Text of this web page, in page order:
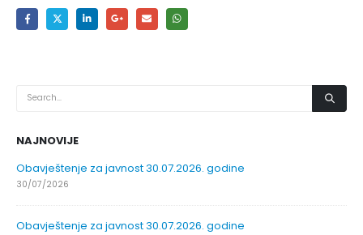
NAJNOVIJE
Obavještenje za javnost 30.07.2026. godine
30/07/2026
Obavještenje za javnost 30.07.2026. godine